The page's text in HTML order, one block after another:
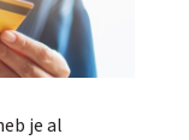
je al